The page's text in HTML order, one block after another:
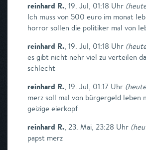
reinhard R., 19. Jul, 01:18 Uhr (
Ich muss von 500 euro im monat
horror sollen die politiker mal von
reinhard R., 19. Jul, 01:18 Uhr (
es gibt nicht nehr viel zu verteilen
schlecht
reinhard R., 19. Jul, 01:17 Uhr (
merz soll mal von bürgergeld leben
geizige eierkopf
reinhard R., 23. Mai, 23:28 Uhr (
papst merz